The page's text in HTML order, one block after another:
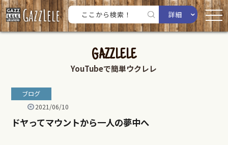
詳細
GAZZLELE
YouTubeで簡単ウクレレ
ブログ
2021/06/10
ドヤってマウントから一人の夢中へ